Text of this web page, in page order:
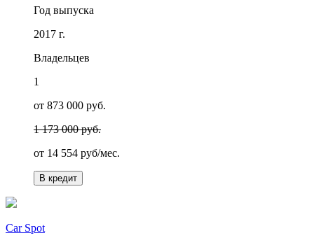
Год выпуска
2017 г.
Владельцев
1
от 873 000 руб.
1 173 000 руб.
от 14 554 руб/мес.
В кредит
Car Spot